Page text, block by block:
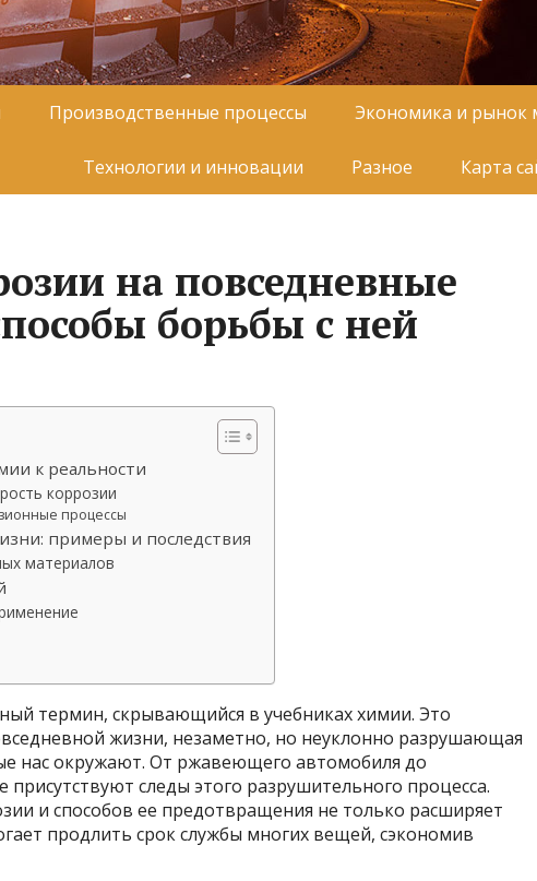
Производственные процессы Экономика и рынок
Технологии и инновации Разное Карта
на повседневные
борьбы с ней
к реальности
коррозии
процессы
примеры и последствия
материалов
термин, скрывающийся в учебниках химии. Это
жизни, незаметно, но неуклонно разрушающая
нас окружают. От ржавеющего автомобиля до
присутствуют следы этого разрушительного процесса.
и способов ее предотвращения не только расширяет
продлить срок службы многих вещей, сэкономив